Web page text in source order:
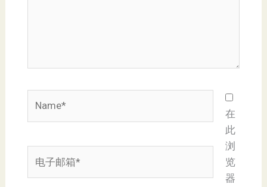
子
在
此
浏
览
器